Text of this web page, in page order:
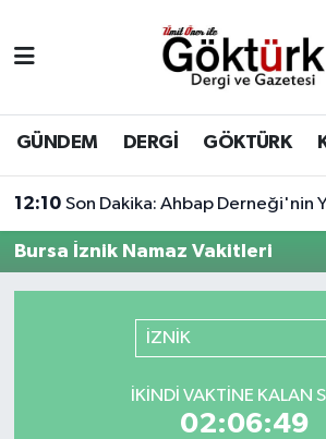
GÜNDEM DERGİ GÖKTÜRK
12:10 Son Dakika: Ahbap Derneği'nin
Bursa İznik Namaz Vakitleri
İZNİK
İKINDI VAKTINE KALAN
02:06:49
BİLİM
DERGİ
DÜNYA
EKONOMİ
Eyüpsultan Hava Durumu
Eyüpsultan Trafik Yoğunluk
Süper Lig Puan Durumu ve
Tüm Manşetler
Haber Arşivi